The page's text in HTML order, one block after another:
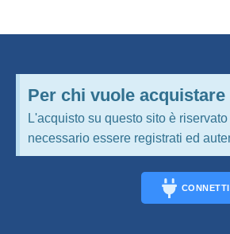
Per chi vuole acquistare
L'acquisto su questo sito è
necessario essere registrati ed